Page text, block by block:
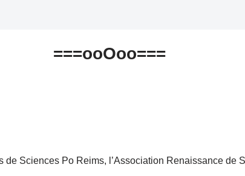
===ooOoo===
Sciences Po Reims, l’Association Renaissance de